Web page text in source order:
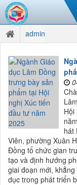
admin
hát
Viên, phường Xuân
Đồng tổ chức gian
tạo và định hướng
giai đoạn mới,
dục trong phát triển